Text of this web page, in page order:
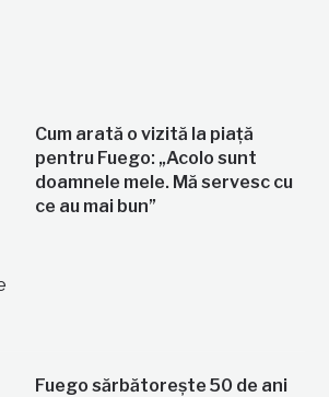
Cum arată o vizită la piață
pentru Fuego: „Acolo sunt
doamnele mele. Mă servesc cu
ce au mai bun”
Fuego sărbătorește 50 de ani